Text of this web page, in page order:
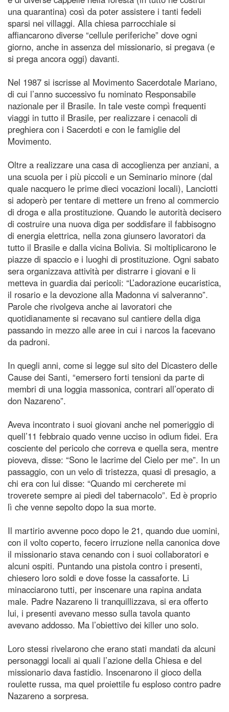
una quarantina) così da poter assistere i tanti fedeli
sparsi nei villaggi. Alla chiesa parrocchiale si
affiancarono diverse “cellule periferiche” dove ogni
giorno, anche in assenza del missionario, si pregava (e
si prega ancora oggi) davanti.
Nel 1987 si iscrisse al Movimento Sacerdotale Mariano,
di cui l’anno successivo fu nominato Responsabile
nazionale per il Brasile. In tale veste compì frequenti
viaggi in tutto il Brasile, per realizzare i cenacoli di
preghiera con i Sacerdoti e con le famiglie del
Movimento.
Oltre a realizzare una casa di accoglienza per anziani, a
una scuola per i più piccoli e un Seminario minore (dal
quale nacquero le prime dieci vocazioni locali), Lanciotti
si adoperò per tentare di mettere un freno al commercio
di droga e alla prostituzione. Quando le autorità decisero
di costruire una nuova diga per soddisfare il fabbisogno
di energia elettrica, nella zona giunsero lavoratori da
tutto il Brasile e dalla vicina Bolivia. Si moltiplicarono le
piazze di spaccio e i luoghi di prostituzione. Ogni sabato
sera organizzava attività per distrarre i giovani e li
metteva in guardia dai pericoli: “L’adorazione eucaristica,
il rosario e la devozione alla Madonna vi salveranno”.
Parole che rivolgeva anche ai lavoratori che
quotidianamente si recavano sul cantiere della diga
passando in mezzo alle aree in cui i narcos la facevano
da padroni.
In quegli anni, come si legge sul sito del Dicastero delle
Cause dei Santi, “emersero forti tensioni da parte di
membri di una loggia massonica, contrari all’operato di
don Nazareno”.
Aveva incontrato i suoi giovani anche nel pomeriggio di
quell’11 febbraio quado venne ucciso in odium fidei. Era
cosciente del pericolo che correva e quella sera, mentre
pioveva, disse: “Sono le lacrime del Cielo per me”. In un
passaggio, con un velo di tristezza, quasi di presagio, a
chi era con lui disse: “Quando mi cercherete mi
troverete sempre ai piedi del tabernacolo”. Ed è proprio
lì che venne sepolto dopo la sua morte.
Il martirio avvenne poco dopo le 21, quando due uomini,
con il volto coperto, fecero irruzione nella canonica dove
il missionario stava cenando con i suoi collaboratori e
alcuni ospiti. Puntando una pistola contro i presenti,
chiesero loro soldi e dove fosse la cassaforte. Li
minacciarono tutti, per inscenare una rapina andata
male. Padre Nazareno li tranquillizzava, si era offerto
lui, i presenti avevano messo sulla tavola quanto
avevano addosso. Ma l’obiettivo dei killer uno solo.
Loro stessi rivelarono che erano stati mandati da alcuni
personaggi locali ai quali l’azione della Chiesa e del
missionario dava fastidio. Inscenarono il gioco della
roulette russa, ma quel proiettile fu esploso contro padre
Nazareno a sorpresa.